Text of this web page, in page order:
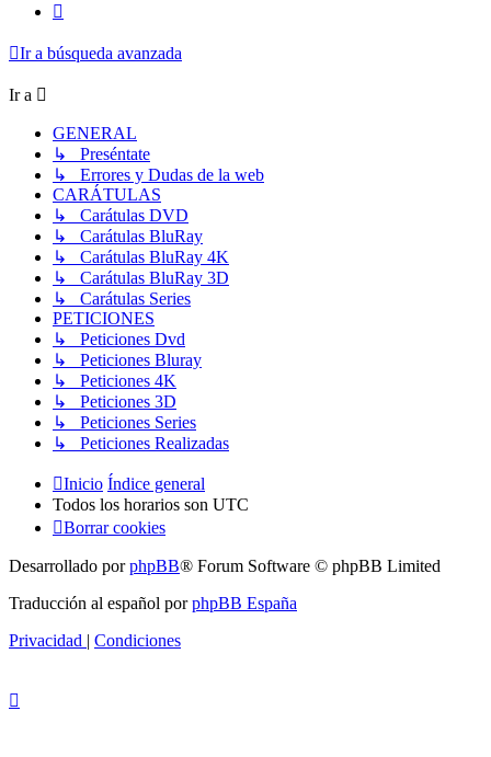
Ir a búsqueda avanzada
Ir a
GENERAL
↳ Preséntate
↳ Errores y Dudas de la web
CARÁTULAS
↳ Carátulas DVD
↳ Carátulas BluRay
↳ Carátulas BluRay 4K
↳ Carátulas BluRay 3D
↳ Carátulas Series
PETICIONES
↳ Peticiones Dvd
↳ Peticiones Bluray
↳ Peticiones 4K
↳ Peticiones 3D
↳ Peticiones Series
↳ Peticiones Realizadas
Inicio Índice general
Todos los horarios son UTC
Borrar cookies
Desarrollado porphpBB® Forum Software © phpBB Limited
Traducción al español porphpBB España
Privacidad
Condiciones